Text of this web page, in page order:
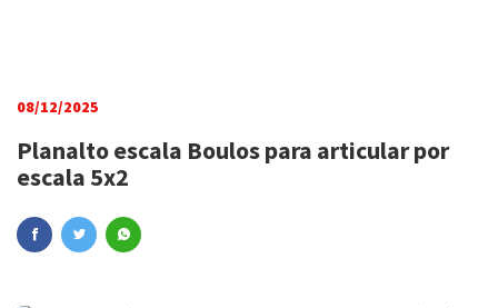
08/12/2025
Planalto escala Boulos para articular por
escala 5x2